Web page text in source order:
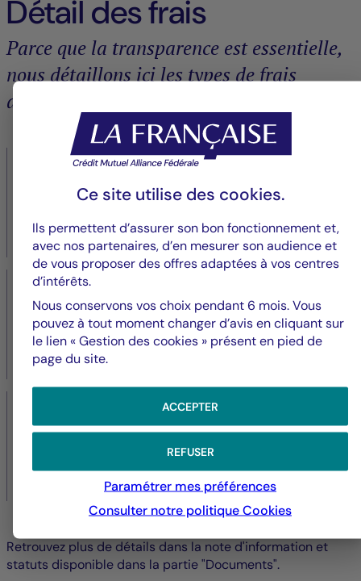
Détail des frais
Parce que la transparence est essentielle,
nous détaillons ici les types de frais
appliqués à cette SCPI
1,50 % TTC
Commission d'acquisition et cession
Frais liés à la gestion du processus d’acquisition et de
revente des actifs.
12,00 % TTC
Commission de gestion
Frais couvrant la gestion quotidienne des actifs et la
commercialisation des parts.
3,60 % TTC
Commission de travaux
Frais destinés à l’entretien et la rénovation du
patrimoine immobilier.
Retrouvez plus de détails dans la note d'information et
statuts disponible dans la partie "Documents".
Ce site utilise des cookies.
Ils permettent d’assurer son bon fonctionnement et,
avec nos partenaires, d’en mesurer son audience et
de vous proposer des offres adaptées à vos centres
d’intérêts.
Nous conservons vos choix pendant 6 mois. Vous
pouvez à tout moment changer d’avis en cliquant sur
le lien « Gestion des cookies » présent en pied de
page du site.
ACCEPTER
REFUSER
Paramétrer mes préférences
Consulter notre politiqueCookies